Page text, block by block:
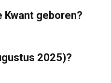
Kwant geboren?
2025)?